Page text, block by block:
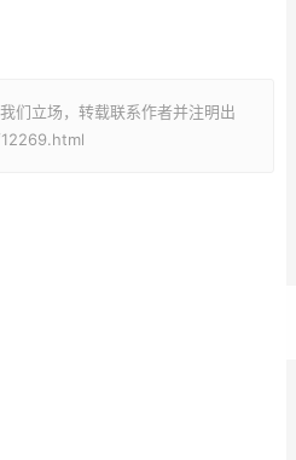
们立场，转载联系作者并注明出